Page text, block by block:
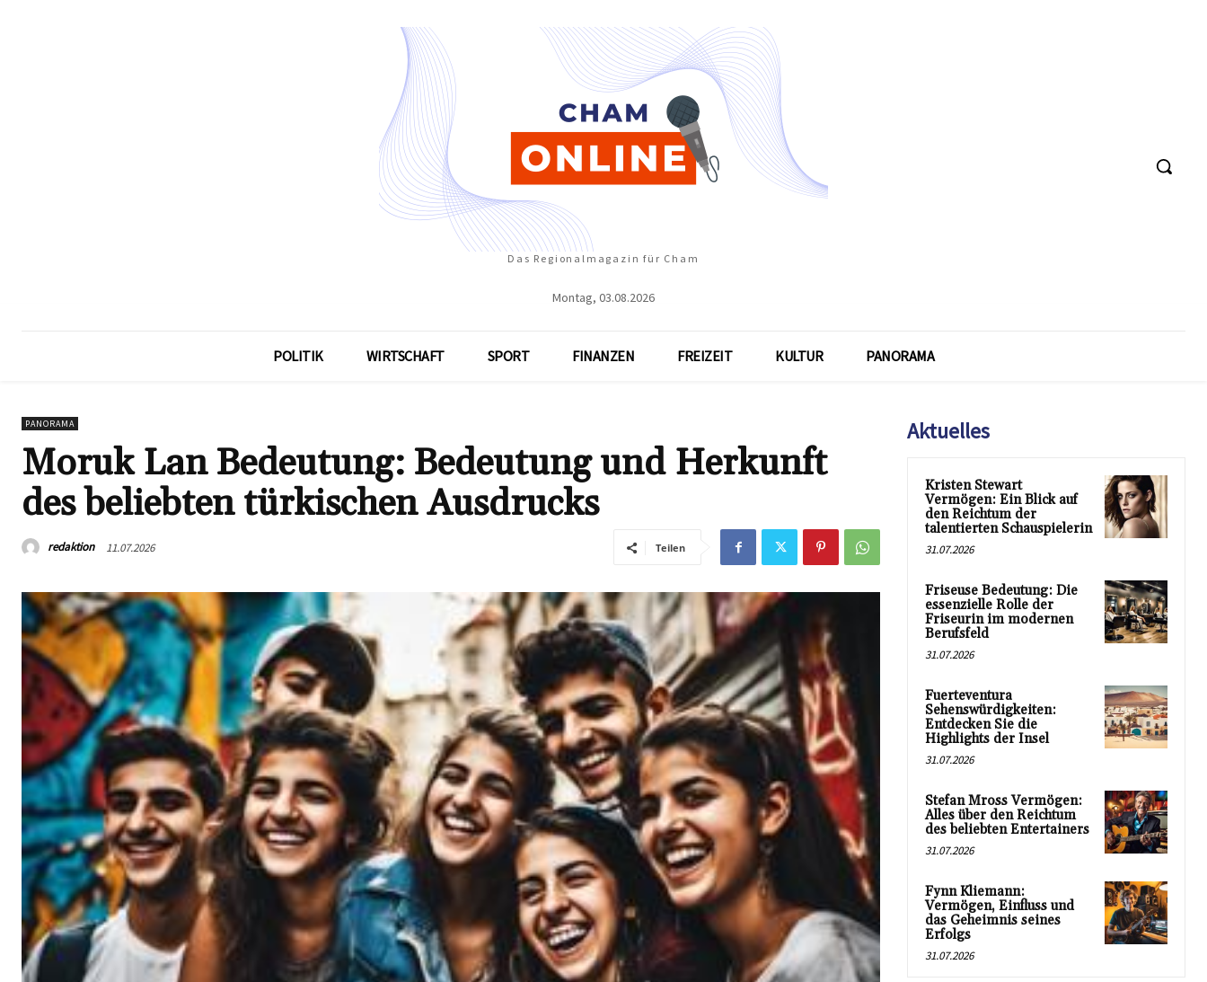
Das Regionalmagazin für Cham
Montag, 03.08.2026
POLITIK WIRTSCHAFT SPORT FINANZEN FREIZEIT KULTUR PANORAMA
PANORAMA
Moruk Lan Bedeutung: Bedeutung und Herkunft
des beliebten türkischen Ausdrucks
redaktion 11.07.2026 Teilen
Aktuelles
Kristen Stewart
Vermögen: Ein Blick auf
den Reichtum der
talentierten Schauspielerin
31.07.2026
Friseuse Bedeutung: Die
essenzielle Rolle der
Friseurin im modernen
Berufsfeld
31.07.2026
Fuerteventura
Sehenswürdigkeiten:
Entdecken Sie die
Highlights der Insel
31.07.2026
Stefan Mross Vermögen:
Alles über den Reichtum
des beliebten Entertainers
31.07.2026
Fynn Kliemann:
Vermögen, Einfluss und
das Geheimnis seines
Erfolgs
31.07.2026